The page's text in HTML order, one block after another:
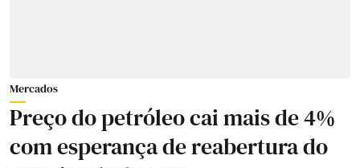
Mercados
Preço do petróleo cai mais de 4%
com esperança de reabertura do